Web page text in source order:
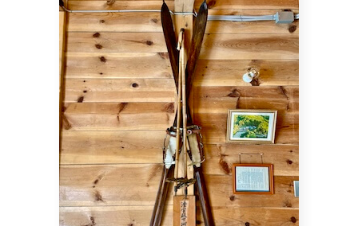
ムというものを俯瞰して見ていたらまんまとその波に乗り
遅れた、という感じだと思います。
そして今、そんなキャンプブームは引き潮のようにササー
っと引いていったと言われています。
よっしゃ行くで。 あまのじゃくと呼んでください。
目指すは山形県米沢市の山の中、
五色温泉オートキャンプ場！